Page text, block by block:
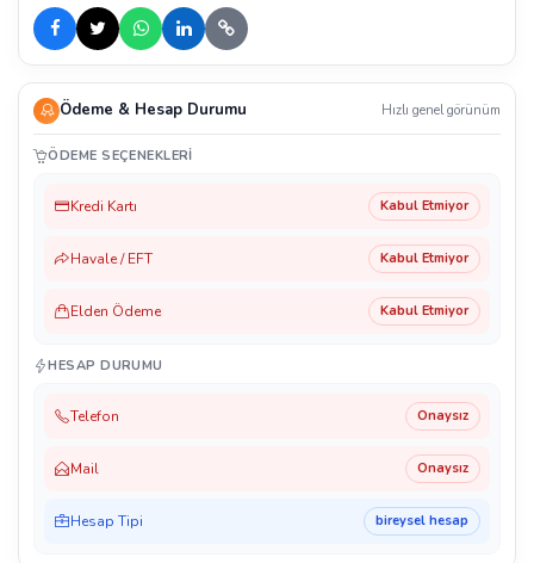
Ödeme & Hesap Durumu Hızlı genel görünüm
ÖDEME SEÇENEKLERI
Kredi Kartı Kabul Etmiyor
Havale / EFT Kabul Etmiyor
Elden Ödeme Kabul Etmiyor
HESAP DURUMU
Telefon Onaysız
Mail Onaysız
Hesap Tipi bireysel hesap